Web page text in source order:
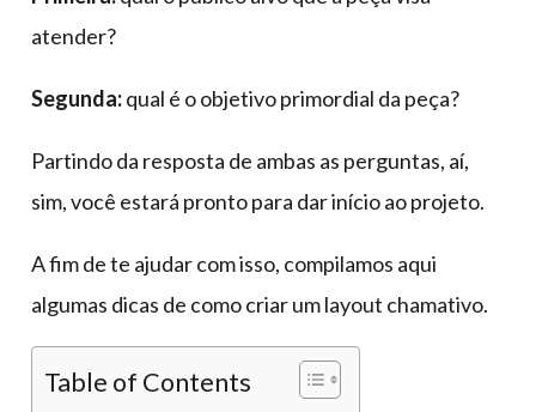
lonas
atender?
Segunda:qual é o objetivo primordial da peça?
Partindo da resposta de ambas as perguntas, aí,
sim, você estará pronto para dar início ao projeto.
A fim de te ajudar com isso, compilamos aqui
algumas dicas de como criar um layout chamativo.
Table of Contents